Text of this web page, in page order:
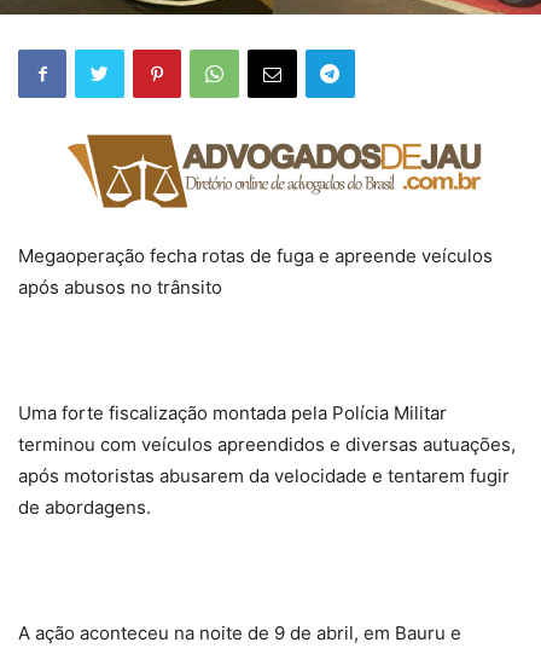
Megaoperação fecha rotas de fuga e apreende veículos
após abusos no trânsito
Uma forte fiscalização montada pela Polícia Militar
terminou com veículos apreendidos e diversas autuações,
após motoristas abusarem da velocidade e tentarem fugir
de abordagens.
A ação aconteceu na noite de 9 de abril, em Bauru e